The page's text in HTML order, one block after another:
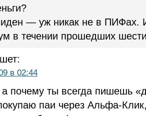
— уж никак не в ПИФах.
в течении прошедших
в 02:44
почему ты всегда пишешь
паи через Альфа-